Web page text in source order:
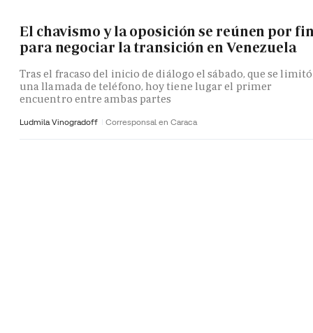
El chavismo y la oposición se reúnen por
para negociar la transición en Venezuela
Tras el fracaso del inicio de diálogo el sábado, que se
una llamada de teléfono, hoy tiene lugar el primer
encuentro entre ambas partes
Ludmila Vinogradoff Corresponsal en Caraca